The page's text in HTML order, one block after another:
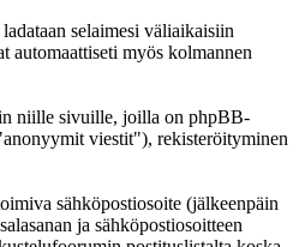
selaimesi väliaikaisiin
automaattiseti myös kolmannen
niille sivuille, joilla on phpBB-
viestit"), rekisteröityminen
sähköpostiosoite (jälkeenpäin
ja sähköpostiosoitteen